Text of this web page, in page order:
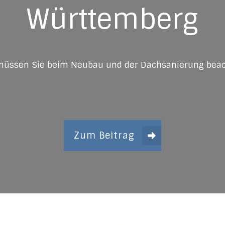
Württemberg
Sie beim Neubau und der Dachsanierung
Zum Beitrag